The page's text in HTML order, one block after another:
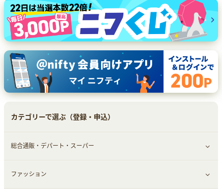
カテゴリーで選ぶ（登録・申込）
総合通販・デパート・スーパー
すべて見る
ファッション